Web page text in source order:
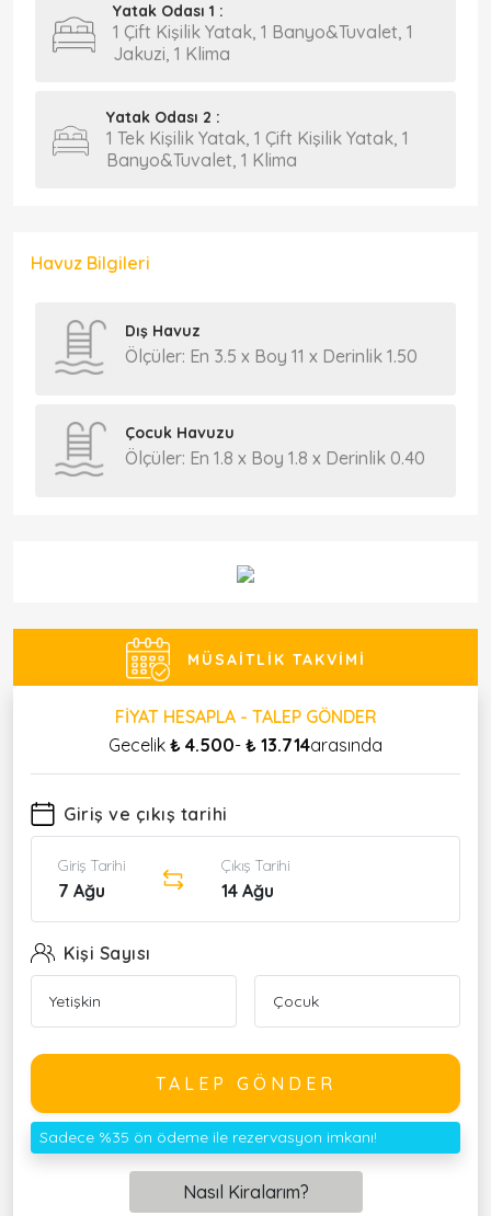
Yatak Odası 1 :
1 Çift Kişilik Yatak, 1 Banyo&Tuvalet, 1
Jakuzi, 1 Klima
Yatak Odası 2 :
1 Tek Kişilik Yatak, 1 Çift Kişilik Yatak, 1
Banyo&Tuvalet, 1 Klima
Havuz Bilgileri
Dış Havuz
Ölçüler: En 3.5 x Boy 11 x Derinlik 1.50
Çocuk Havuzu
Ölçüler: En 1.8 x Boy 1.8 x Derinlik 0.40
MÜSAITLIK TAKVIMI
FIYAT HESAPLA - TALEP GÖNDER
Gecelik ₺ 4.500- ₺ 13.714arasında
Giriş ve çıkış tarihi
Giriş Tarihi
7 Ağu
Çıkış Tarihi
14 Ağu
Kişi Sayısı
TALEP GÖNDER
Sadece %35 ön ödeme ile rezervasyon imkanı!
Nasıl Kiralarım?